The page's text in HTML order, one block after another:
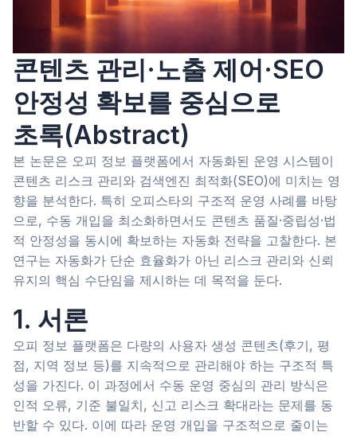
콘텐츠 관리·노출 제어·SEO
안정성 확보를 중심으로
초록(Abstract)
본 논문은 오피 정보 플랫폼에서 자동화된 운영 시스템이
콘텐츠 리스크 관리와 검색엔진 최적화(SEO)에 미치는 영
향을 분석한다. 특히 오피스타의 구조적 운영 사례를 바탕
으로, 수동 개입을 최소화하면서도 콘텐츠 품질·중립성·법
적 안정성을 동시에 확보하는 자동화 전략을 고찰한다. 본
연구는 자동화가 단순 효율화가 아닌 리스크 관리와 신뢰
유지의 핵심 수단임을 제시하는 데 목적을 둔다.
1. 서론
오피 정보 플랫폼은 다량의 사용자 생성 콘텐츠(후기, 평
점, 지역 정보 등)를 지속적으로 관리해야 하는 구조적 특
성을 가진다. 이 과정에서 수동 운영 중심의 관리 방식은
인적 오류, 기준 불일치, 신고 리스크 확대라는 문제를 동
반할 수 있다. 이에 따라 운영 개입을 구조적으로 줄이는